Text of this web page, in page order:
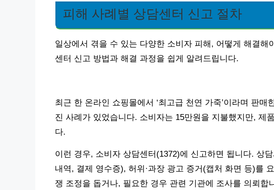
피해 사례별 상담센터 신고 절차
일상에서 겪을 수 있는 다양한 소비자 피해, 어떻게 해결해
센터 신고 방법과 해결 과정을 쉽게 알려드립니다.
최근 한 온라인 쇼핑몰에서 ‘최고급 천연 가죽’이라며 판매
진 사례가 있었습니다. 소비자는 15만원을 지불했지만, 제
다.
이런 경우, 소비자 상담센터(1372)에 신고하면 됩니다. 상
내역, 결제 영수증), 허위·과장 광고 증거(캡처 화면 등)를
쟁 조정을 돕거나, 필요한 경우 관련 기관에 조사를 의뢰합